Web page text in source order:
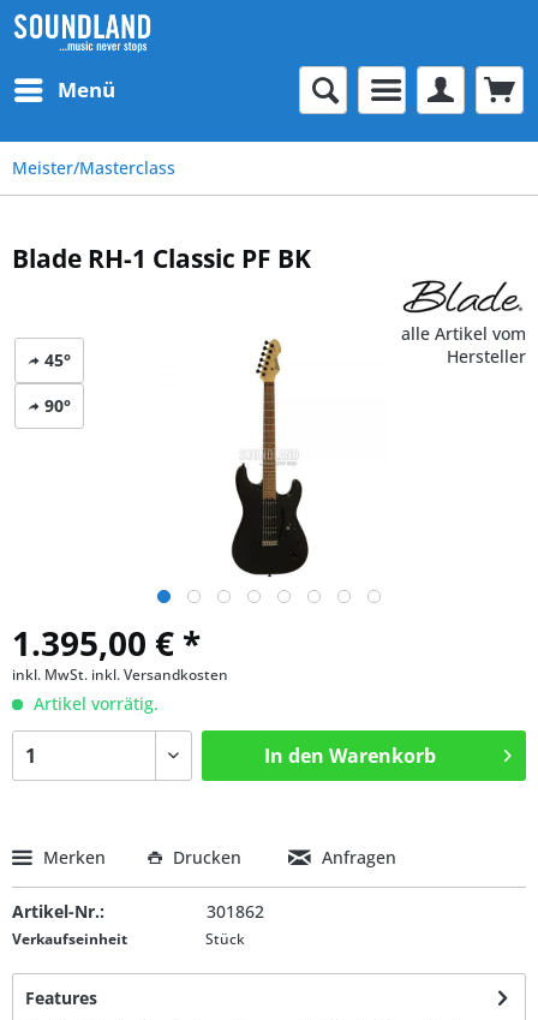
Menü
Meister/Masterclass
Blade RH-1 Classic PF BK
alle Artikel vom
Hersteller
45°
90°
1.395,00 € *
inkl. MwSt. inkl. Versandkosten
Artikel vorrätig.
In den Warenkorb
Merken Drucken Anfragen
Artikel-Nr.: 301862
Verkaufseinheit Stück
Features